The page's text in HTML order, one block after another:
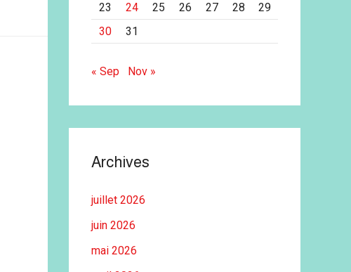
23
24 25 26 27 28
29
30
31
« Sep Nov »
Archives
juillet 2026
juin 2026
mai 2026